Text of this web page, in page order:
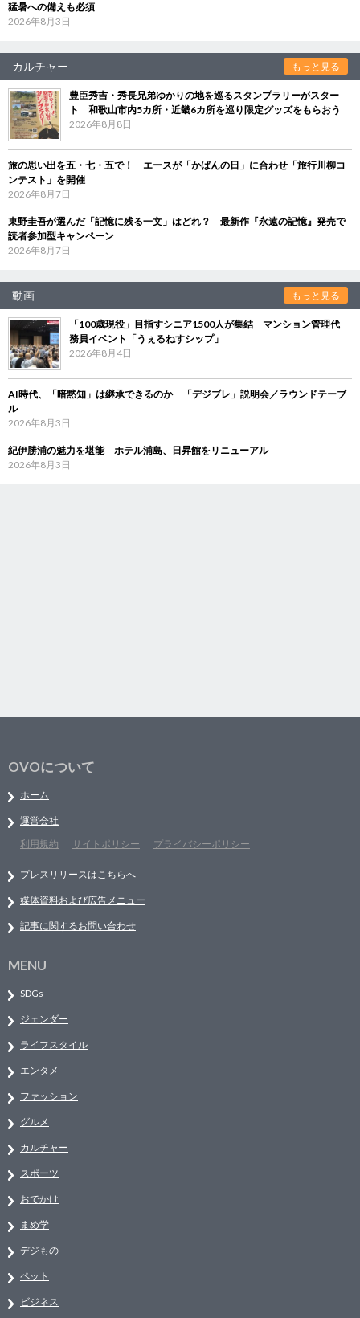
猛暑への備えも必須
2026年8月3日
カルチャー もっと見る
豊臣秀吉・秀長兄弟ゆかりの地を巡るスタンプラリーがスター
ト 和歌山市内5カ所・近畿6カ所を巡り限定グッズをもらおう
2026年8月8日
旅の思い出を五・七・五で！ エースが「かばんの日」に合わせ「旅行川柳コ
ンテスト」を開催
2026年8月7日
東野圭吾が選んだ「記憶に残る一文」はどれ？ 最新作『永遠の記憶』発売で
読者参加型キャンペーン
2026年8月7日
動画 もっと見る
「100歳現役」目指すシニア1500人が集結 マンション管理代
務員イベント「うぇるねすシップ」
2026年8月4日
AI時代、「暗黙知」は継承できるのか 「デジブレ」説明会／ラウンドテーブ
ル
2026年8月3日
紀伊勝浦の魅力を堪能 ホテル浦島、日昇館をリニューアル
2026年8月3日
OVOについて
ホーム
運営会社
利用規約
サイトポリシー プライバシーポリシー
プレスリリースはこちらへ
媒体資料および広告メニュー
記事に関するお問い合わせ
MENU
SDGs
ジェンダー
ライフスタイル
エンタメ
ファッション
グルメ
カルチャー
スポーツ
おでかけ
まめ学
デジもの
ペット
ビジネス